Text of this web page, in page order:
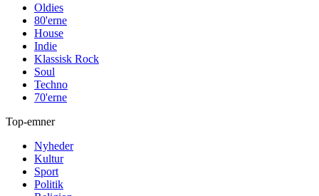
Oldies
80'erne
House
Indie
Klassisk Rock
Soul
Techno
70'erne
Top-emner
Nyheder
Kultur
Sport
Politik